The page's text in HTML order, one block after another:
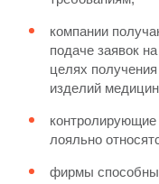
компании
подаче заявок
целях получения
изделий
контролирующие
лояльно
фирмы способны